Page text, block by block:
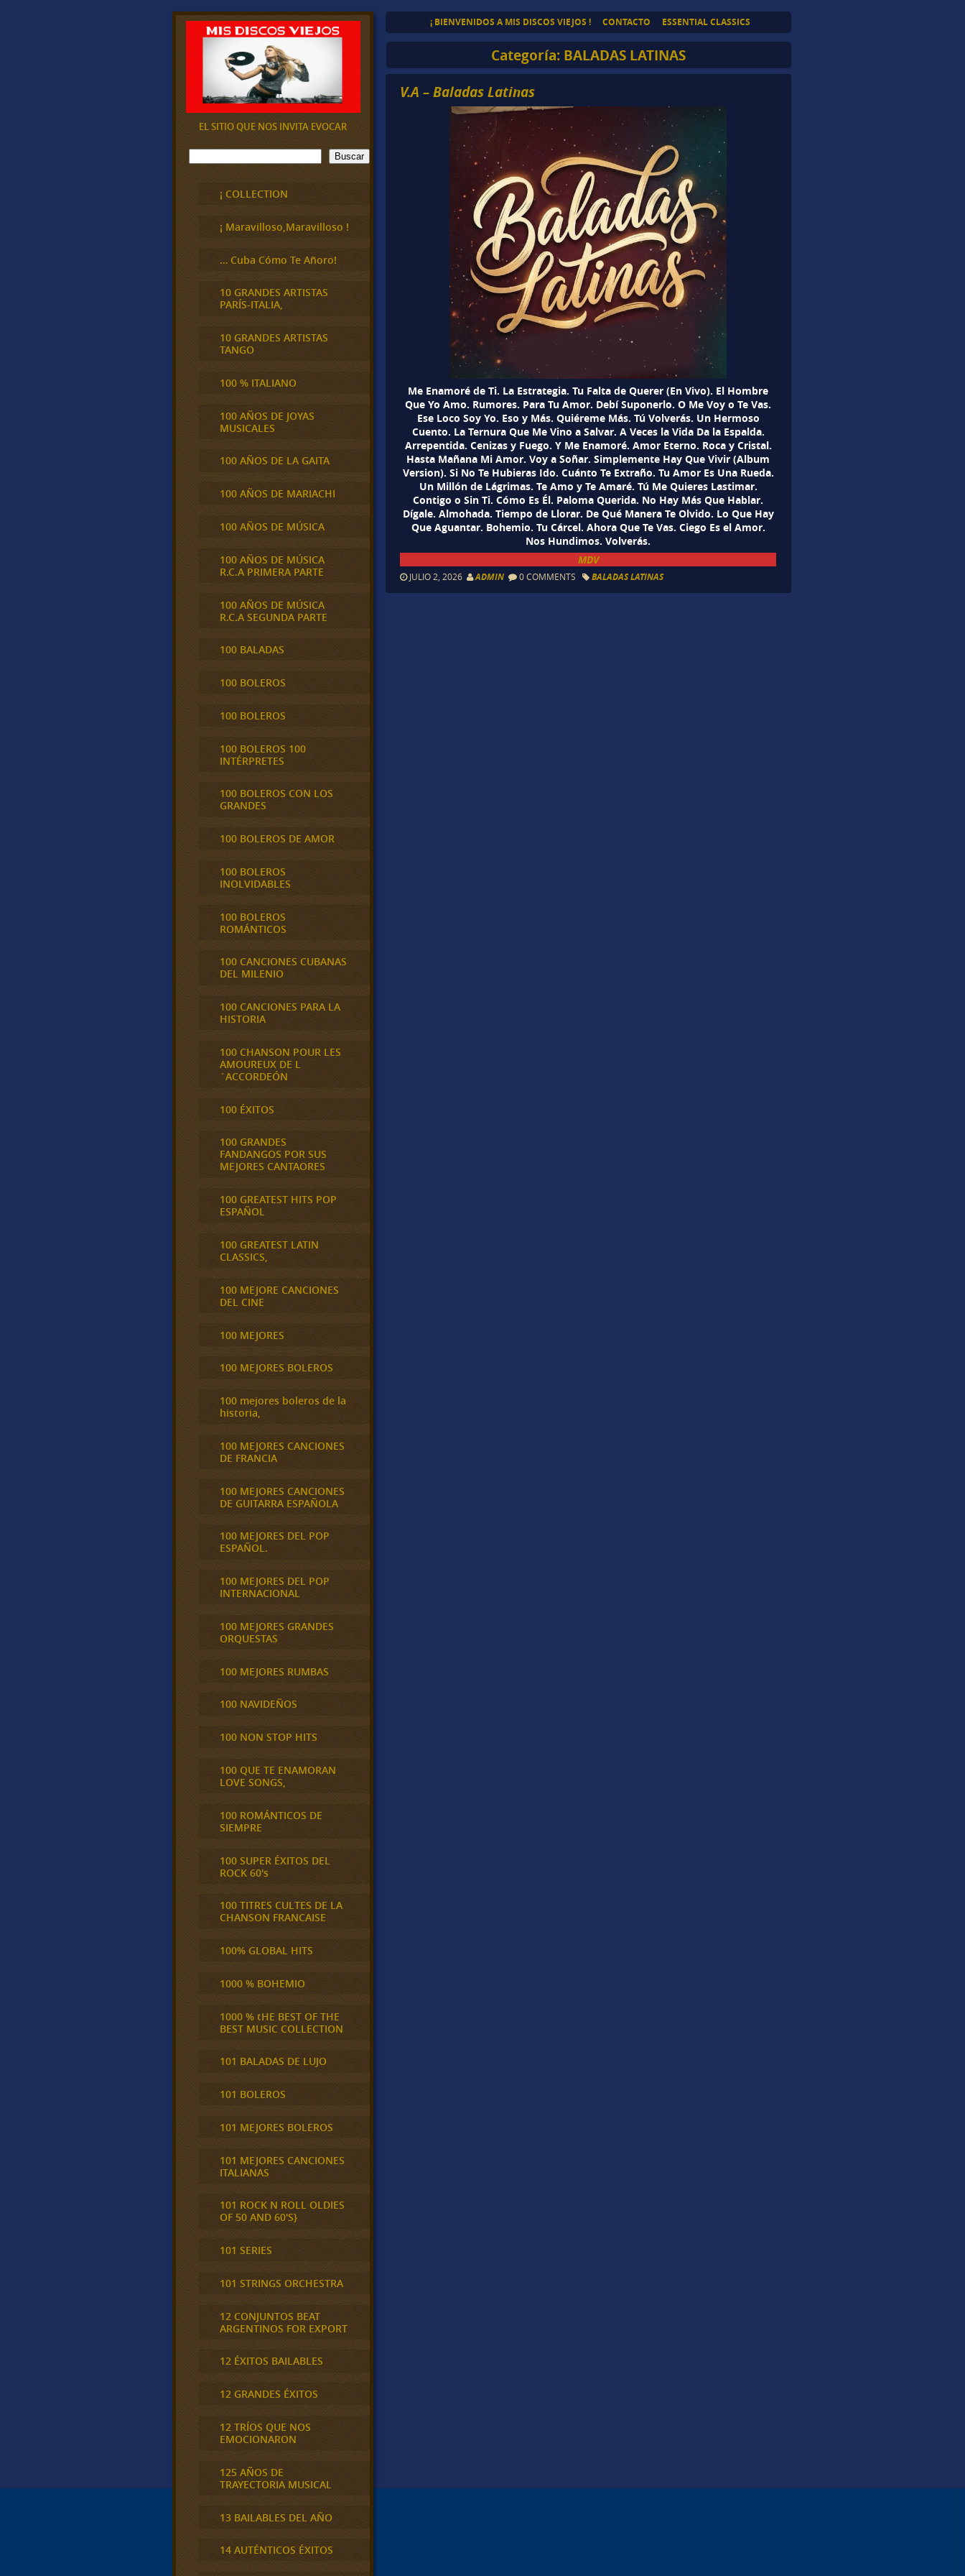
¡ BIENVENIDOS A MIS DISCOS VIEJOS ! CONTACTO ESSENTIAL CLASSICS
Categoría: BALADAS LATINAS
V.A – Baladas Latinas
Me Enamoré de Ti. La Estrategia. Tu Falta de Querer (En Vivo). El Hombre
Que Yo Amo. Rumores. Para Tu Amor. Debí Suponerlo. O Me Voy o Te Vas.
Ese Loco Soy Yo. Eso y Más. Quiéreme Más. Tú Volverás. Un Hermoso
Cuento. La Ternura Que Me Vino a Salvar. A Veces la Vida Da la Espalda.
Arrepentida. Cenizas y Fuego. Y Me Enamoré. Amor Eterno. Roca y Cristal.
Hasta Mañana Mi Amor. Voy a Soñar. Simplemente Hay Que Vivir (Album
Version). Si No Te Hubieras Ido. Cuánto Te Extraño. Tu Amor Es Una Rueda.
Un Millón de Lágrimas. Te Amo y Te Amaré. Tú Me Quieres Lastimar.
Contigo o Sin Ti. Cómo Es Él. Paloma Querida. No Hay Más Que Hablar.
Dígale. Almohada. Tiempo de Llorar. De Qué Manera Te Olvido. Lo Que Hay
Que Aguantar. Bohemio. Tu Cárcel. Ahora Que Te Vas. Ciego Es el Amor.
Nos Hundimos. Volverás.
MDV
JULIO 2, 2026 ADMIN 0 COMMENTS BALADAS LATINAS
EL SITIO QUE NOS INVITA EVOCAR
B
u
Buscar
¡ COLLECTION
¡ Maravilloso,Maravilloso !
… Cuba Cómo Te Añoro!
10 GRANDES ARTISTAS
PARÍS-ITALIA,
10 GRANDES ARTISTAS
TANGO
100 % ITALIANO
100 AÑOS DE JOYAS
MUSICALES
100 AÑOS DE LA GAITA
100 AÑOS DE MARIACHI
100 AÑOS DE MÚSICA
100 AÑOS DE MÚSICA
R.C.A PRIMERA PARTE
100 AÑOS DE MÚSICA
R.C.A SEGUNDA PARTE
100 BALADAS
100 BOLEROS
100 BOLEROS
100 BOLEROS 100
INTÉRPRETES
100 BOLEROS CON LOS
GRANDES
100 BOLEROS DE AMOR
100 BOLEROS
INOLVIDABLES
100 BOLEROS
ROMÁNTICOS
100 CANCIONES CUBANAS
DEL MILENIO
100 CANCIONES PARA LA
HISTORIA
100 CHANSON POUR LES
AMOUREUX DE L
´ACCORDEÓN
100 ÉXITOS
100 GRANDES
FANDANGOS POR SUS
MEJORES CANTAORES
100 GREATEST HITS POP
ESPAÑOL
100 GREATEST LATIN
CLASSICS,
100 MEJORE CANCIONES
DEL CINE
100 MEJORES
100 MEJORES BOLEROS
100 mejores boleros de la
historia,
100 MEJORES CANCIONES
DE FRANCIA
100 MEJORES CANCIONES
DE GUITARRA ESPAÑOLA
100 MEJORES DEL POP
ESPAÑOL.
100 MEJORES DEL POP
INTERNACIONAL
100 MEJORES GRANDES
ORQUESTAS
100 MEJORES RUMBAS
100 NAVIDEÑOS
100 NON STOP HITS
100 QUE TE ENAMORAN
LOVE SONGS,
100 ROMÁNTICOS DE
SIEMPRE
100 SUPER ÉXITOS DEL
ROCK 60's
100 TITRES CULTES DE LA
CHANSON FRANCAISE
100% GLOBAL HITS
1000 % BOHEMIO
1000 % tHE BEST OF THE
BEST MUSIC COLLECTION
101 BALADAS DE LUJO
101 BOLEROS
101 MEJORES BOLEROS
101 MEJORES CANCIONES
ITALIANAS
101 ROCK N ROLL OLDIES
OF 50 AND 60'S}
101 SERIES
101 STRINGS ORCHESTRA
12 CONJUNTOS BEAT
ARGENTINOS FOR EXPORT
12 ÉXITOS BAILABLES
12 GRANDES ÉXITOS
12 TRÍOS QUE NOS
EMOCIONARON
125 AÑOS DE
TRAYECTORIA MUSICAL
13 BAILABLES DEL AÑO
14 AUTÉNTICOS ÉXITOS